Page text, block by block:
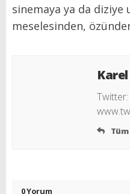
sinemaya ya da diziye
meselesinden,
Twitter:
Tüm
0 Yorum